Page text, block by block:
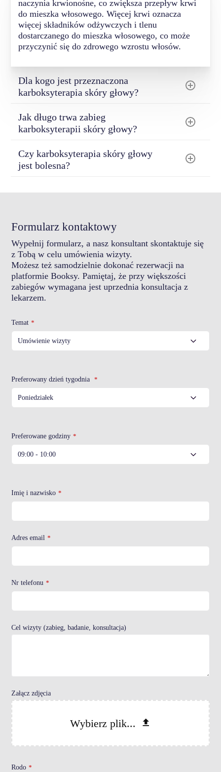
naczynia krwionośne, co zwiększa przepływ krwi
do mieszka włosowego. Więcej krwi oznacza
więcej składników odżywczych i tlenu
dostarczanego do mieszka włosowego, co może
przyczynić się do zdrowego wzrostu włosów.
Dla kogo jest przeznaczona
karboksyterapia skóry głowy?
polecana osobom, które doświadczają wypadania
włosów, cienkowania się włosów lub problemów z
skonsultować się z trychologiem, aby ocenił, czy
jesteś odpowiednim kandydatem do tego zabiegu.
Jak długo trwa zabieg
karboksyterapii skóry głowy?
czas może się różnić w zależności od obszaru,
który jest leczony.
Czy karboksyterapia skóry głowy
jest bolesna?
większość pacjentów zgłasza niewielki dyskomfort
szybko ustępuje.
Formularz kontaktowy
Wypełnij formularz, a nasz konsultant skontaktuje się
z Tobą w celu umówienia wizyty.
Możesz też samodzielnie dokonać rezerwacji na
platformie Booksy. Pamiętaj, że przy większości
zabiegów wymagana jest uprzednia konsultacja z
lekarzem.
Temat *
Preferowany dzień tygodnia *
Preferowane godziny *
Imię i nazwisko *
Adres email *
Nr telefonu *
Cel wizyty (zabieg, badanie, konsultacja)
Załącz zdjęcia
Wybierz plik...
Rodo *